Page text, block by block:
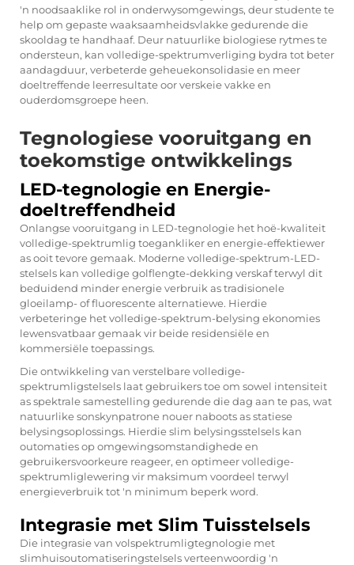
'n noodsaaklike rol in onderwysomgewings, deur studente te
help om gepaste waaksaamheidsvlakke gedurende die
skooldag te handhaaf. Deur natuurlike biologiese rytmes te
ondersteun, kan volledige-spektrumverliging bydra tot beter
aandagduur, verbeterde geheuekonsolidasie en meer
doeltreffende leerresultate oor verskeie vakke en
ouderdomsgroepe heen.
Tegnologiese vooruitgang en
toekomstige ontwikkelings
LED-tegnologie en Energie-
doeltreffendheid
Onlangse vooruitgang in LED-tegnologie het hoë-kwaliteit
volledige-spektrumlig toegankliker en energie-effektiewer
as ooit tevore gemaak. Moderne volledige-spektrum-LED-
stelsels kan volledige golflengte-dekking verskaf terwyl dit
beduidend minder energie verbruik as tradisionele
gloeilamp- of fluorescente alternatiewe. Hierdie
verbeteringe het volledige-spektrum-belysing ekonomies
lewensvatbaar gemaak vir beide residensiële en
kommersiële toepassings.
Die ontwikkeling van verstelbare volledige-
spektrumligstelsels laat gebruikers toe om sowel intensiteit
as spektrale samestelling gedurende die dag aan te pas, wat
natuurlike sonskynpatrone nouer naboots as statiese
belysingsoplossings. Hierdie slim belysingsstelsels kan
outomaties op omgewingsomstandighede en
gebruikersvoorkeure reageer, en optimeer volledige-
spektrumliglewering vir maksimum voordeel terwyl
energieverbruik tot 'n minimum beperk word.
Integrasie met Slim Tuisstelsels
Die integrasie van volspektrumligtegnologie met
slimhuisoutomatiseringstelsels verteenwoordig 'n